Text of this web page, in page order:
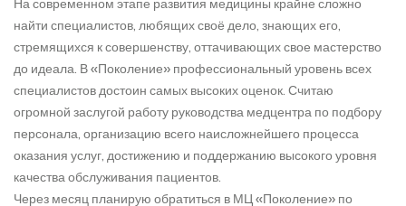
найти специалистов, любящих своё дело, знающих его,
стремящихся к совершенству, оттачивающих свое мастерство
до идеала. В «Поколение» профессиональный уровень всех
специалистов достоин самых высоких оценок. Считаю
огромной заслугой работу руководства медцентра по подбору
персонала, организацию всего наисложнейшего процесса
оказания услуг, достижению и поддержанию высокого уровня
качества обслуживания пациентов.
Через месяц планирую обратиться в МЦ «Поколение» по